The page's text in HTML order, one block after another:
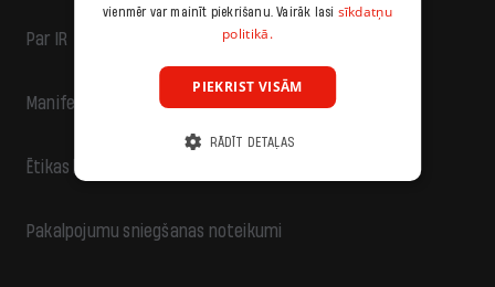
Par IR
Manifests
Ētikas kodekss
Pakalpojumu sniegšanas noteikumi
vienmēr var mainīt piekrišanu. Vairāk lasi sīkdatņu
politikā.
PIEKRIST VISĀM
RĀDĪT DETAĻAS